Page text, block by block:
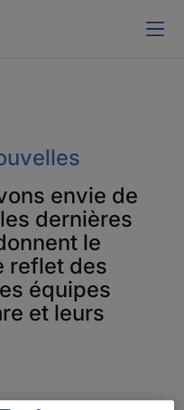
envie de
dernières
le
reflet des
équipes
et leurs